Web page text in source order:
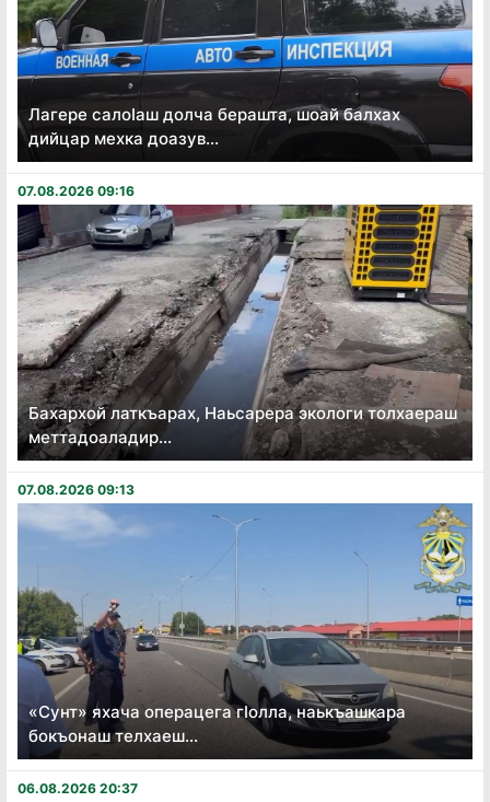
Лагере салоӏаш долча берашта, шоай балхах
дийцар мехка доазув...
07.08.2026 09:16
Бахархой латкъарах, Наьсарера экологи толхаераш
меттадоаладир...
07.08.2026 09:13
«Сунт» яхача операцега гӏолла, наькъашкара
бокъонаш телхаеш...
06.08.2026 20:37